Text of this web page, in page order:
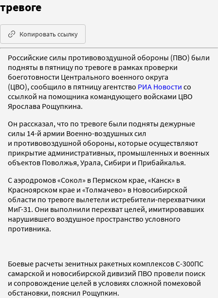
тревоге
Копировать ссылку
Российские силы противовоздушной обороны (ПВО) были
подняты в пятницу по тревоге в рамках проверки
боеготовности Центрального военного округа
(ЦВО), сообщило в пятницу агентство РИА Новости со
ссылкой на помощника командующего войсками ЦВО
Ярослава Рощупкина.
Он рассказал, что по тревоге были подняты дежурные
силы 14-й армии Военно-воздушных сил
и противовоздушной обороны, которые осуществляют
прикрытие административных, промышленных и военных
объектов Поволжья, Урала, Сибири и Прибайкалья.
С аэродромов «Сокол» в Пермском крае, «Канск» в
Красноярском крае и «Толмачево» в Новосибирской
области по тревоге вылетели истребители-перехватчики
МиГ-31. Они выполнили перехват целей, имитировавших
нарушившего воздушное пространство условного
противника.
Боевые расчеты зенитных ракетных комплексов С-300ПС
самарской и новосибирской дивизий ПВО провели поиск
и сопровождение целей в условиях сложной помеховой
обстановки, пояснил Рощупкин.